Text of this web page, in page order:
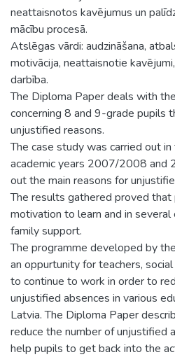
neattaisnotos kavējumus un
mācību procesā.
Atslēgas vārdi: audzināšana,
motivācija, neattaisnotie
darbība.
The Diploma Paper deals with
concerning 8 and 9-grade pupils
unjustified reasons.
The case study was carried out
academic years 2007/2008
out the main reasons for
The results gathered proved that
motivation to learn and in
family support.
The programme developed by
an oppurtunity for teachers,
to continue to work in order to
unjustified absences in various
Latvia. The Diploma Paper
reduce the number of unjustified
help pupils to get back into the